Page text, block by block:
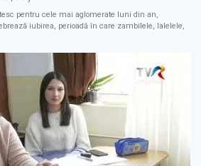
pentru cele mai aglomerate luni din an,
iubirea, perioadă în care zambilele, lalelele,